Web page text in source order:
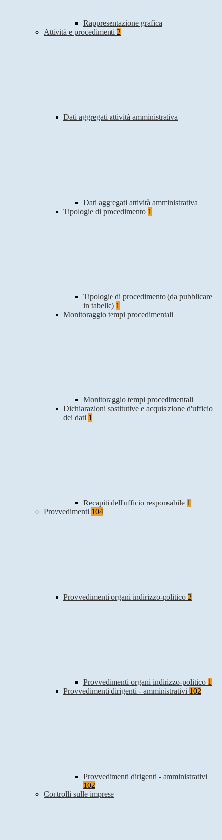
Rappresentazione grafica
Attività e procedimenti 2
Dati aggregati attività amministrativa
Dati aggregati attività amministrativa
Tipologie di procedimento 1
Tipologie di procedimento (da pubblicare
in tabelle) 1
Monitoraggio tempi procedimentali
Monitoraggio tempi procedimentali
Dichiarazioni sostitutive e acquisizione d'ufficio
dei dati 1
Recapiti dell'ufficio responsabile 1
Provvedimenti 104
Provvedimenti organi indirizzo-politico 2
Provvedimenti organi indirizzo-politico 1
Provvedimenti dirigenti - amministrativi 102
Provvedimenti dirigenti - amministrativi
102
Controlli sulle imprese